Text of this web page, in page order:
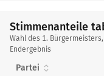
Stimmenanteile
Stimmenanteile
tabellarisch
Wahl des 1.
Endergebnis
Partei